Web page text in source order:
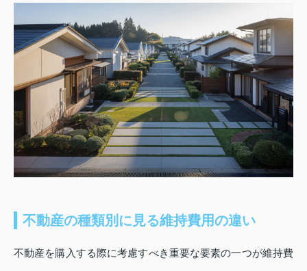
不動産の種類別に見る維持費用の違い
不動産を購入する際に考慮すべき重要な要素の一つが維持費